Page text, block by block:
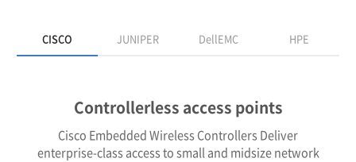
CISCO JUNIPER DellEMC HPE
Controllerless access points
Cisco Embedded Wireless Controllers Deliver
enterprise-class access to small and midsize network